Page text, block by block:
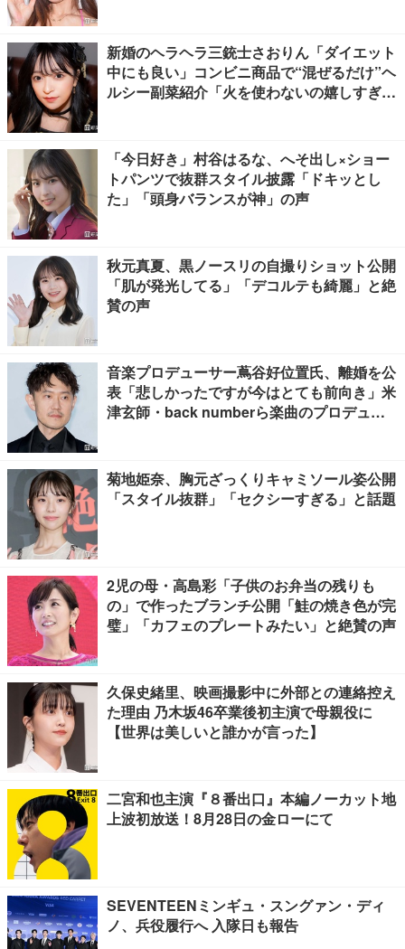
新婚のヘラヘラ三銃士さおりん「ダイエット
中にも良い」コンビニ商品で“混ぜるだけ”ヘ
ルシー副菜紹介「火を使わないの嬉しすぎ
「今日好き」村谷はるな、へそ出し×ショー
トパンツで抜群スタイル披露「ドキッとし
た」「頭身バランスが神」の声
秋元真夏、黒ノースリの自撮りショット公開
「肌が発光してる」「デコルテも綺麗」と絶
賛の声
音楽プロデューサー蔦谷好位置氏、離婚を公
表「悲しかったですが今はとても前向き」米
津玄師・back numberら楽曲のプロデュー
菊地姫奈、胸元ざっくりキャミソール姿公開
「スタイル抜群」「セクシーすぎる」と話題
2児の母・高島彩「子供のお弁当の残りも
の」で作ったブランチ公開「鮭の焼き色が完
璧」「カフェのプレートみたい」と絶賛の声
久保史緒里、映画撮影中に外部との連絡控え
た理由 乃木坂46卒業後初主演で母親役に
【世界は美しいと誰かが言った】
二宮和也主演『８番出口』本編ノーカット地
上波初放送！8月28日の金ローにて
SEVENTEENミンギュ・スングァン・ディ
ノ、兵役履行へ 入隊日も報告